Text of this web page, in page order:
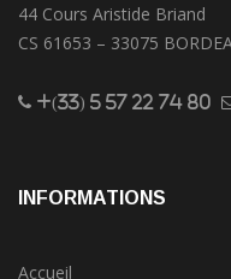
44 Cours Aristide Briand
CS 61653 – 33075
+(33) 5 57 22 74 80
INFORMATIONS
Accueil